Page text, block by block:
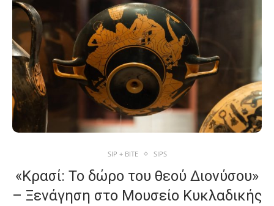
SIP + BITE SIPS
«Κρασί: Το δώρο του θεού Διονύσου»
– Ξενάγηση στο Μουσείο Κυκλαδικής